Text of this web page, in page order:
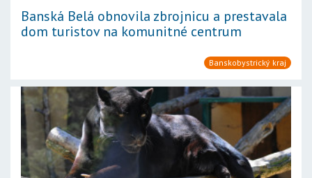
Banská Belá obnovila zbrojnicu a prestavala
dom turistov na komunitné centrum
Banskobystrický kraj